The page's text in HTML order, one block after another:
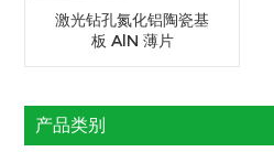
激光钻孔氮化铝陶瓷基
板 AlN 薄片
产品类别